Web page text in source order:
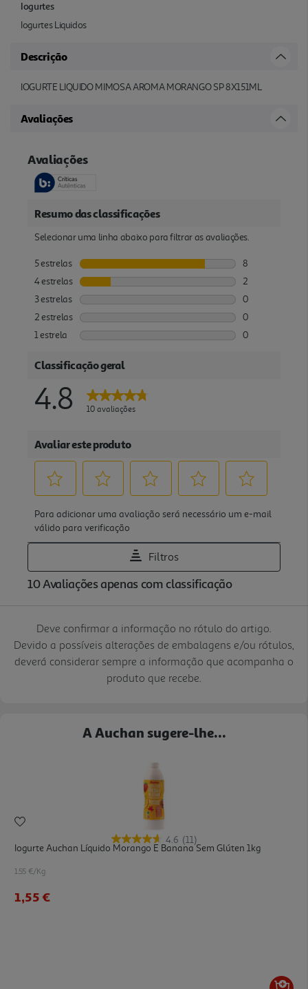
Iogurtes
Iogurtes Liquidos
Descrição
IOGURTE LIQUIDO MIMOSA AROMA MORANGO SP 8X151ML
Avaliações
Deve confirmar a informação no rótulo do artigo.
Devido a possíveis alterações de embalagens e/ou rótulos,
deverá considerar sempre a informação que acompanha o
produto que recebe.
A Auchan sugere-lhe...
4.6 (11)
Iogurte Auchan Líquido Morango E Banana Sem Glúten 1kg
1.55 €/Kg
1,55 €